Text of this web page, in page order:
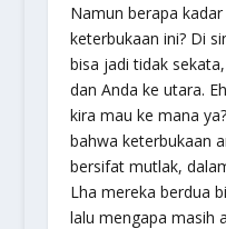
Namun berapa
keterbukaan ini? Di
bisa jadi tidak
dan Anda ke utara.
kira mau ke mana
bahwa keterbukaan
bersifat mutlak,
Lha mereka berdua
lalu mengapa masih